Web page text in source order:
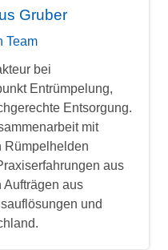
Gruber
Team
bei
Entrümpelung,
Entsorgung.
mit
Rümpelhelden
aus
Aufträgen aus
und